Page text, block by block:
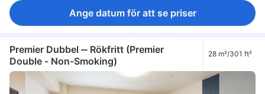
trådlöst internet (gratis) TV
artiklar för god sömn
gratis snabbkaffe
gratis te
kylskåp Vattenkokare
Fönster
Fönster som kan öppnas
heltäckningsmatta
papperskorgar
skrivbord
soffa Uppfällbar säng
möjlighet att stryka kläder
sybehör
Barnsäng (på begäran)
individuell luftkonditionering
Rökpolicy - rökfria rum tillgängliga
Säkerhets-/skyddsfunktioner
Ange datum för att se priser
Premier Dubbel ‒ Rökfritt (Premier
Double - Non-Smoking)
28 m²/301 ft²